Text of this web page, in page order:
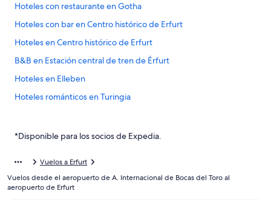
Hoteles con restaurante en Gotha
Hoteles con bar en Centro histórico de Erfurt
Hoteles en Centro histórico de Erfurt
B&B en Estación central de tren de Érfurt
Hoteles en Elleben
Hoteles románticos en Turingia
Hoteles con traslado del/al aeropuerto en Turingia
Cabañas en Turingia
Apartamentos en Turingia
*Disponible para los socios de Expedia.
Vuelos a Erfurt
Vuelos desde el aeropuerto de A. Internacional de Bocas del Toro al
aeropuerto de Erfurt